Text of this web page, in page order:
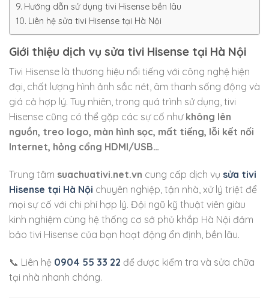
Hướng dẫn sử dụng tivi Hisense bền lâu
Liên hệ sửa tivi Hisense tại Hà Nội
Giới thiệu dịch vụ sửa tivi Hisense tại Hà Nội
Tivi Hisense là thương hiệu nổi tiếng với công nghệ hiện
đại, chất lượng hình ảnh sắc nét, âm thanh sống động và
giá cả hợp lý. Tuy nhiên, trong quá trình sử dụng, tivi
Hisense cũng có thể gặp các sự cố như không lên
nguồn, treo logo, màn hình sọc, mất tiếng, lỗi kết nối
Internet, hỏng cổng HDMI/USB…
Trung tâm suachuativi.net.vn cung cấp dịch vụ sửa tivi
Hisense tại Hà Nội chuyên nghiệp, tận nhà, xử lý triệt để
mọi sự cố với chi phí hợp lý. Đội ngũ kỹ thuật viên giàu
kinh nghiệm cùng hệ thống cơ sở phủ khắp Hà Nội đảm
bảo tivi Hisense của bạn hoạt động ổn định, bền lâu.
📞 Liên hệ 0904 55 33 22 để được kiểm tra và sửa chữa
tại nhà nhanh chóng.